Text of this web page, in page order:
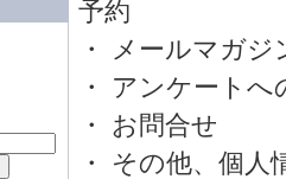
予約
・ メールマガ
・ アンケートへ
・ お問合せ
・ その他、個